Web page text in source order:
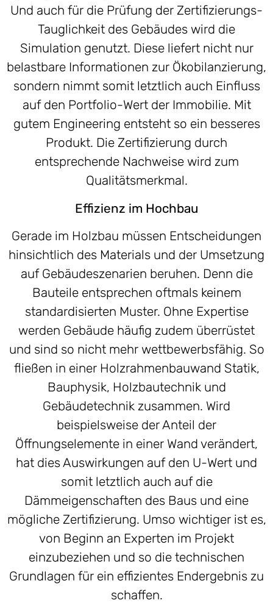
Und auch für die Prüfung der Zertifizierungs-
Tauglichkeit des Gebäudes wird die
Simulation genutzt. Diese liefert nicht nur
belastbare Informationen zur Ökobilanzierung,
sondern nimmt somit letztlich auch Einfluss
auf den Portfolio-Wert der Immobilie. Mit
gutem Engineering entsteht so ein besseres
Produkt. Die Zertifizierung durch
entsprechende Nachweise wird zum
Qualitätsmerkmal.
Effizienz im Hochbau
Gerade im Holzbau müssen Entscheidungen
hinsichtlich des Materials und der Umsetzung
auf Gebäudeszenarien beruhen. Denn die
Bauteile entsprechen oftmals keinem
standardisierten Muster. Ohne Expertise
werden Gebäude häufig zudem überrüstet
und sind so nicht mehr wettbewerbsfähig. So
fließen in einer Holzrahmenbauwand Statik,
Bauphysik, Holzbautechnik und
Gebäudetechnik zusammen. Wird
beispielsweise der Anteil der
Öffnungselemente in einer Wand verändert,
hat dies Auswirkungen auf den U-Wert und
somit letztlich auch auf die
Dämmeigenschaften des Baus und eine
mögliche Zertifizierung. Umso wichtiger ist es,
von Beginn an Experten im Projekt
einzubeziehen und so die technischen
Grundlagen für ein effizientes Endergebnis zu
schaffen.